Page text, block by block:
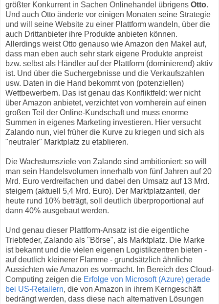
größter Konkurrent in Sachen Onlinehandel übrigens Otto.
Und auch Otto änderte vor einigen Monaten seine Strategie
und will seine Website zu einer Plattform wandeln, über die
auch Drittanbieter ihre Produkte anbieten können.
Allerdings weist Otto genauso wie Amazon den Makel auf,
dass man eben auch sehr stark eigene Produkte anpreist
bzw. selbst als Händler auf der Plattform (dominierend) aktiv
ist. Und über die Suchergebnisse und die Verkaufszahlen
usw. Daten in die Hand bekommt von (potenziellen)
Wettbewerbern. Das ist genau das Konfliktfeld: wer nicht
über Amazon anbietet, verzichtet von vornherein auf einen
großen Teil der Online-Kundschaft und muss enorme
Summen in eigenes Marketing investieren. Hier versucht
Zalando nun, viel früher die Kurve zu kriegen und sich als
"neutraler" Marktplatz zu etablieren.
Die Wachstumsziele von Zalando sind ambitioniert: so will
man sein Handelsvolumen innerhalb von fünf Jahren auf 20
Mrd. Euro verdreifachen und dabei den Umsatz auf 13 Mrd.
steigern (aktuell 5,4 Mrd. Euro). Der Marktplatzanteil, der
heute rund 10% beträgt, soll deutlich überproportional auf
dann 40% ausgebaut werden.
Und genau dieser Plattform-Ansatz ist die eigentliche
Triebfeder, Zalando als "Börse", als Marktplatz. Die Marke
ist bekannt und die vielen eigenen Logistikzentren bieten -
auf deutlich kleinerer Flamme - grundsätzlich ähnliche
Aussichten wie Amazon es vormacht. Im Bereich des Cloud-
Computing zeigen die Erfolge von Microsoft (Azure) gerade
bei US-Retailern, die von Amazon in ihrem Kerngeschäft
bedrängt werden, dass diese nach alternativen Lösungen